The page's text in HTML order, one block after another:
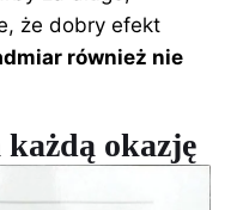
że dobry efekt
również nie
okazję